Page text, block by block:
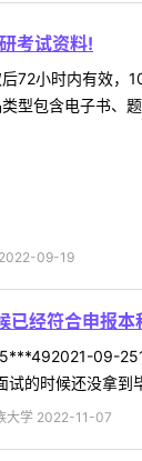
考试资料!
72小时内有效，
型包含电子书、
09-19
已经符合申报
09-
的时候还没拿
大学 2022-11-07